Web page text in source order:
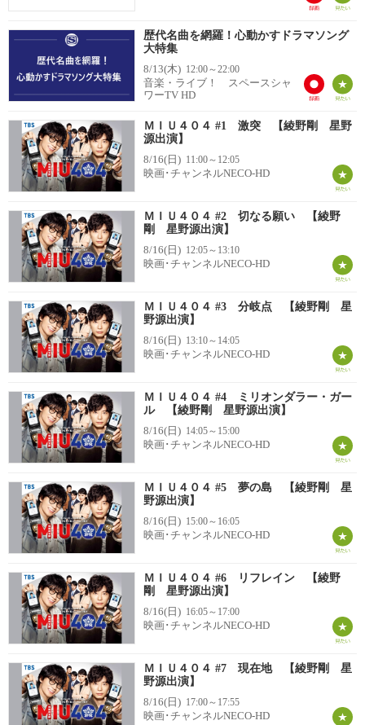
歴代名曲を網羅！心動かすドラマソング
大特集
8/13(木) 12:00～22:00
音楽・ライブ！ スペースシャ
ワーTV HD
ＭＩＵ４０４ #1 激突 【綾野剛 星野
源出演】
8/16(日) 11:00～12:05
映画･チャンネルNECO-HD
ＭＩＵ４０４ #2 切なる願い 【綾野
剛 星野源出演】
8/16(日) 12:05～13:10
映画･チャンネルNECO-HD
ＭＩＵ４０４ #3 分岐点 【綾野剛 星
野源出演】
8/16(日) 13:10～14:05
映画･チャンネルNECO-HD
ＭＩＵ４０４ #4 ミリオンダラー・ガー
ル 【綾野剛 星野源出演】
8/16(日) 14:05～15:00
映画･チャンネルNECO-HD
ＭＩＵ４０４ #5 夢の島 【綾野剛 星
野源出演】
8/16(日) 15:00～16:05
映画･チャンネルNECO-HD
ＭＩＵ４０４ #6 リフレイン 【綾野
剛 星野源出演】
8/16(日) 16:05～17:00
映画･チャンネルNECO-HD
ＭＩＵ４０４ #7 現在地 【綾野剛 星
野源出演】
8/16(日) 17:00～17:55
映画･チャンネルNECO-HD